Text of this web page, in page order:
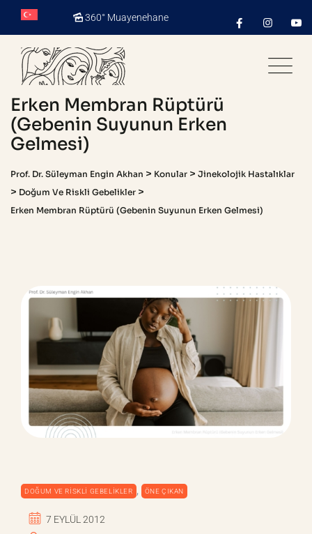
360° Muayenehane
Erken Membran Rüptürü
(Gebenin Suyunun Erken
Gelmesi)
Prof. Dr. Süleyman Engin Akhan > Konular > Jinekolojik Hastalıklar
> Doğum Ve Riskli Gebelikler >
Erken Membran Rüptürü (Gebenin Suyunun Erken Gelmesi)
DOĞUM VE RISKLI GEBELIKLER , ÖNE ÇIKAN
7 EYLÜL 2012